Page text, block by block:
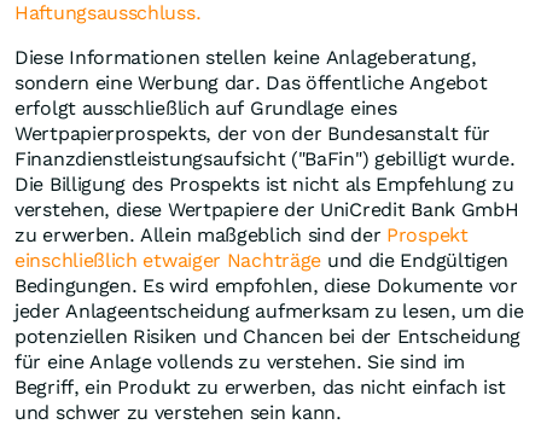
Haftungsausschluss.
Diese Informationen stellen keine Anlageberatung,
sondern eine Werbung dar. Das öffentliche Angebot
erfolgt ausschließlich auf Grundlage eines
Wertpapierprospekts, der von der Bundesanstalt für
Finanzdienstleistungsaufsicht ("BaFin") gebilligt wurde.
Die Billigung des Prospekts ist nicht als Empfehlung zu
verstehen, diese Wertpapiere der UniCredit Bank GmbH
zu erwerben. Allein maßgeblich sind der Prospekt
einschließlich etwaiger Nachträge und die Endgültigen
Bedingungen. Es wird empfohlen, diese Dokumente vor
jeder Anlageentscheidung aufmerksam zu lesen, um die
potenziellen Risiken und Chancen bei der Entscheidung
für eine Anlage vollends zu verstehen. Sie sind im
Begriff, ein Produkt zu erwerben, das nicht einfach ist
und schwer zu verstehen sein kann.